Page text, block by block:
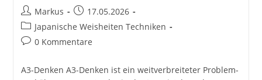
Beitrags-
Autor:
Markus
Beitrag
veröffentlicht:
17.05.2026
Beitrags-
Kategorie:
Japanische Weisheiten Techniken
Beitrags-
0 Kommentare
A3-Denken A3-Denken ist ein weitverbreiteter Problem-